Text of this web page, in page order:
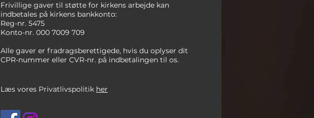
Frivillige gaver til støtte for kirkens arbejde kan
indbetales på kirkens bankkonto:
Reg-nr. 5475
Konto-nr. 000 7009 709
Alle gaver er fradragsberettigede, hvis du oplyser dit
CPR-nummer eller CVR-nr. på indbetalingen til os.
Læs vores Privatlivspolitik her